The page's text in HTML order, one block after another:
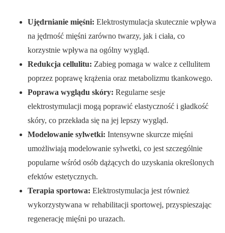
Ujędrnianie mięśni: Elektrostymulacja skutecznie wpływa
na jędrność mięśni zarówno twarzy, jak i ciała, co
korzystnie wpływa na ogólny wygląd.
Redukcja cellulitu: Zabieg pomaga w walce z cellulitem
poprzez poprawę krążenia oraz metabolizmu tkankowego.
Poprawa wyglądu skóry: Regularne sesje
elektrostymulacji mogą poprawić elastyczność i gładkość
skóry, co przekłada się na jej lepszy wygląd.
Modelowanie sylwetki: Intensywne skurcze mięśni
umożliwiają modelowanie sylwetki, co jest szczególnie
popularne wśród osób dążących do uzyskania określonych
efektów estetycznych.
Terapia sportowa: Elektrostymulacja jest również
wykorzystywana w rehabilitacji sportowej, przyspieszając
regenerację mięśni po urazach.